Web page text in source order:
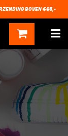
BOVEN €65,-